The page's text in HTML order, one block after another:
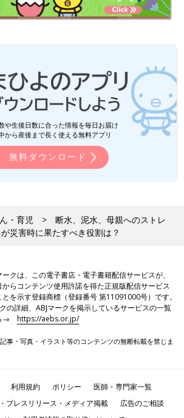
や生後日数に合った情報を毎日お届け
から産後まで長く使える無料アプリ
無料ダウンロード
・育児
断水、泥水、母親へのストレ
災害時に果たすべき役割は？
ークは、この電子書店・電子書籍配信サービスが、
からコンテンツ使用許諾を得た正規版配信サービス
を示す登録商標（登録番号 第11091000号）です。
の詳細、ABJマークを掲示しているサービスの一覧
ら→https://aebs.or.jp/
事・写真・イラスト等のコンテンツの無断転載を禁じま
利用規約 ポリシー
医師・専門家一覧
プレスリリース・メディア掲載
広告のご相談